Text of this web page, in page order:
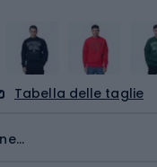
Tabella delle taglie